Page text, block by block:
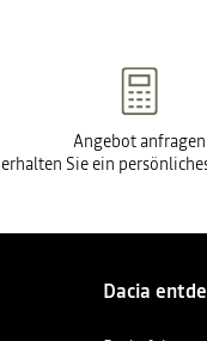
Angebot anfragen
erhalten Sie ein
Dacia